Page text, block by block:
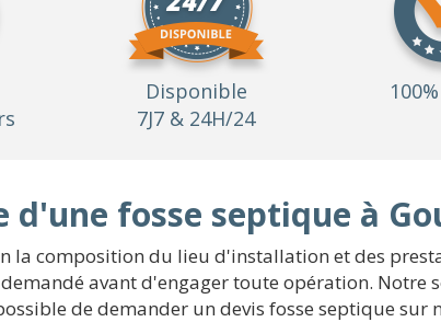
Disponible
7J7 & 24H/24
d'une fosse septique à
composition du lieu d'installation et des
avant d'engager toute opération. Notre
de demander un devis fosse septique sur